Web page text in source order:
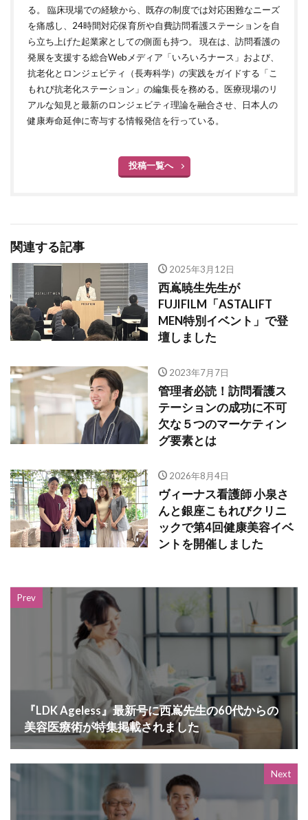
る。 臨床現場での経験から、既存の制度では対応困難なニーズ
を痛感し、24時間対応保育所や自費訪問看護ステーションを自
ら立ち上げた起業家としての側面も持つ。 現在は、訪問看護の
発展を支援する総合Webメディア「いろいろナース」および、
抗老化とロンジェビティ（長寿科学）の実践をガイドする「こ
もれび抗老化ステーション」の編集長を務める。医療現場のリ
アルな知見と最新のロンジェビティ理論を融合させ、日本人の
健康寿命延伸に寄与する情報発信を行っている。
投稿一覧へ
関連する記事
2025年3月12日
西嶌暁生先生が
FUJIFILM「ASTALIFT
MEN特別イベント」で登
壇しました
2023年7月7日
管理者必読！訪問看護ス
テーションの成功に不可
欠な５つのマーケティン
グ要素とは
2026年8月4日
ヴィーナス看護師 小泉さ
んと銀座こもれびクリニ
ックで第4回健康美容イベ
ントを開催しました
Prev
『LDK Ageless』最新号に西嶌先生の60代からの
美容医療術が特集掲載されました
Next